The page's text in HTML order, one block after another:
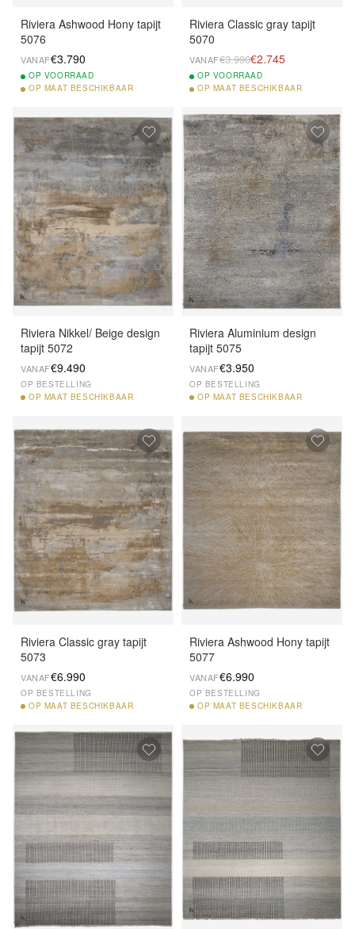
Riviera Ashwood Hony tapijt
5076
VANAF€3.790
OP VOORRAAD
OP MAAT BESCHIKBAAR
Riviera Classic gray tapijt
5070
VANAF€3.990€2.745
OP VOORRAAD
OP MAAT BESCHIKBAAR
Riviera Nikkel/ Beige design
tapijt 5072
VANAF€9.490
OP BESTELLING
OP MAAT BESCHIKBAAR
Riviera Aluminium design
tapijt 5075
VANAF€3.950
OP BESTELLING
OP MAAT BESCHIKBAAR
Riviera Classic gray tapijt
5073
VANAF€6.990
OP BESTELLING
OP MAAT BESCHIKBAAR
Riviera Ashwood Hony tapijt
5077
VANAF€6.990
OP BESTELLING
OP MAAT BESCHIKBAAR